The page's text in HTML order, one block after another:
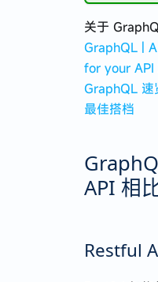
关于
GraphQL |
for your API
GraphQL
最佳搭档
API 相
Restful